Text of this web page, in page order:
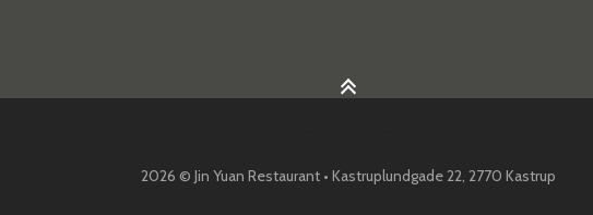
2026 © Jin Yuan Restaurant • Kastruplundgade 22, 2770 Kastrup